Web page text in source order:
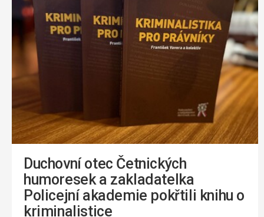
Duchovní otec Četnických
humoresek a zakladatelka
Policejní akademie pokřtili knihu o
kriminalistice